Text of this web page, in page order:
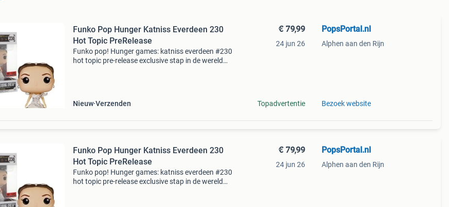
Funko Pop Hunger Katniss Everdeen 230
Hot Topic PreRelease
Funko pop! Hunger games: katniss everdeen #230
hot topic pre-release exclusive stap in de wereld
Nieuw Verzenden
€ 79,99
24 jun 26
Topadvertentie
PopsPortal.nl
Alphen aan den Rijn
Bezoek website
Funko Pop Hunger Katniss Everdeen 230
Hot Topic PreRelease
Funko pop! Hunger games: katniss everdeen #230
hot topic pre-release exclusive stap in de wereld
€ 79,99
24 jun 26
PopsPortal.nl
Alphen aan den Rijn